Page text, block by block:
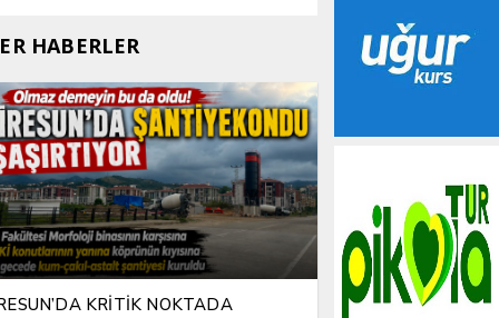
HABERLER
KRİTİK NOKTADA